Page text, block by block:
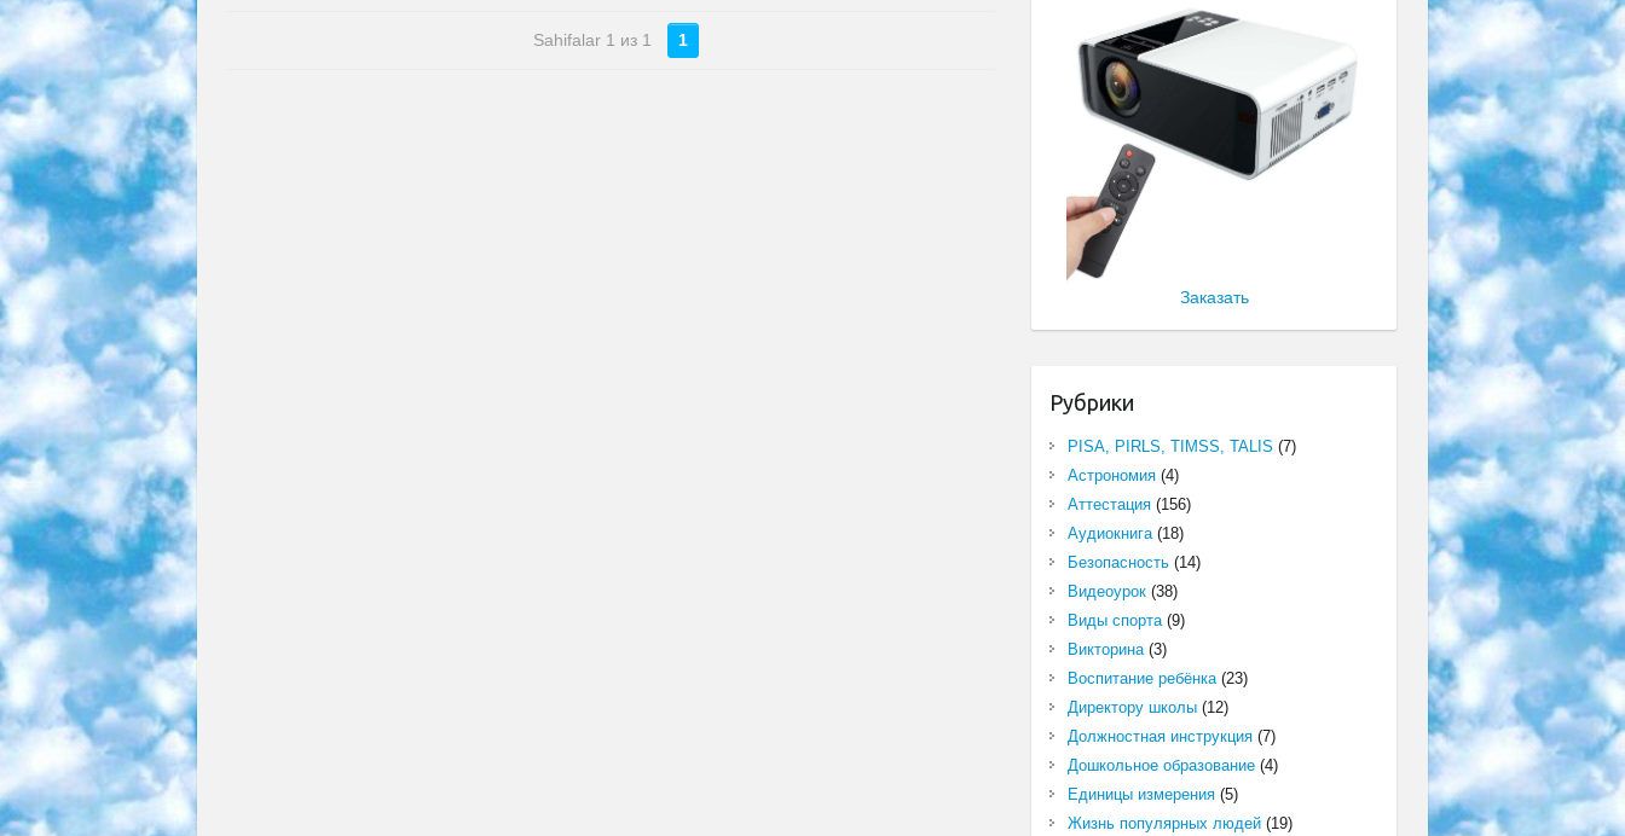
Sahifalar 1 из 1 1
Заказать
Рубрики
PISA, PIRLS, TIMSS, TALIS (7)
Астрономия(4)
Аттестация(156)
Аудиокнига(18)
Безопасность(14)
Видеоурок(38)
Виды спорта(9)
Викторина(3)
Воспитание ребёнка(23)
Директору школы(12)
Должностная инструкция(7)
Дошкольное образование(4)
Единицы измерения(5)
Жизнь популярных людей(19)